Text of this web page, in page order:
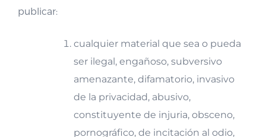
publicar:
cualquier material que sea o pueda
ser ilegal, engañoso, subversivo
amenazante, difamatorio, invasivo
de la privacidad, abusivo,
constituyente de injuria, obsceno,
pornográfico, de incitación al odio,